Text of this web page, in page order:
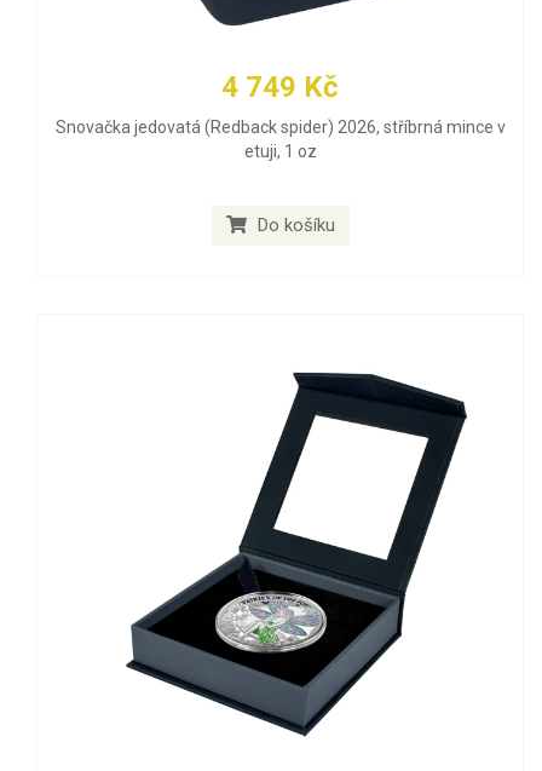
4 749 Kč
Snovačka jedovatá (Redback spider) 2026, stříbrná mince v
etuji, 1 oz
Do košíku